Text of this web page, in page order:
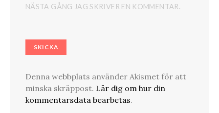
NÄSTA GÅNG JAG SKRIVER EN KOMMENTAR.
Denna webbplats använder Akismet för att
minska skräppost. Lär dig om hur din
kommentarsdata bearbetas.